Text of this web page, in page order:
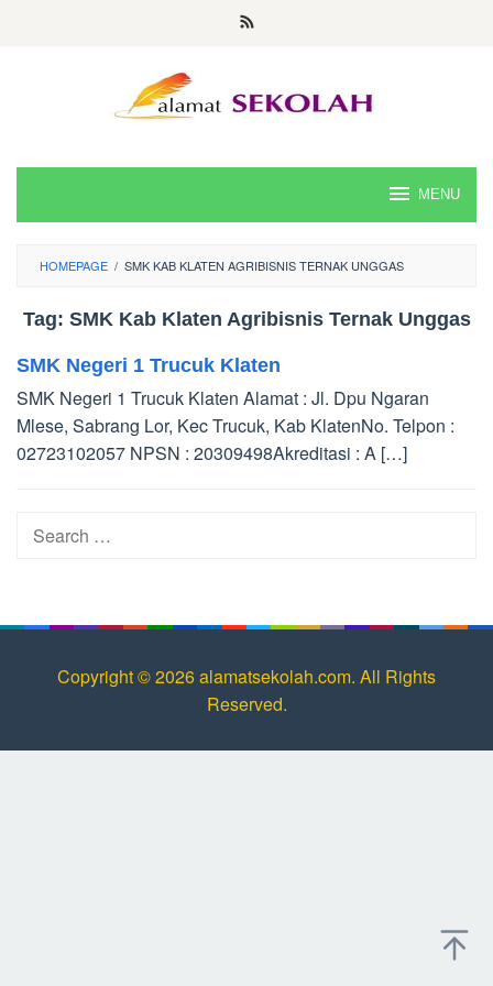
MENU
HOMEPAGE / SMK KAB KLATEN AGRIBISNIS TERNAK UNGGAS
Tag: SMK Kab Klaten Agribisnis Ternak Unggas
SMK Negeri 1 Trucuk Klaten
SMK Negeri 1 Trucuk Klaten Alamat : Jl. Dpu Ngaran
Mlese, Sabrang Lor, Kec Trucuk, Kab KlatenNo. Telpon :
02723102057 NPSN : 20309498Akreditasi : A […]
Search
Copyright © 2026 alamatsekolah.com. All Rights
Reserved.